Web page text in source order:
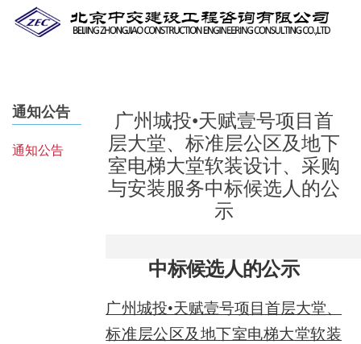
通知公告
通知公告
广州城投•天赋壹号项目首
层大堂、标准层公区及地下
室电梯大堂软装设计、采购
与安装服务中标候选人的公
示
中标候选人的公示
广州城投•天赋壹号项目首层大堂、
标准层公区及地下室电梯大堂软装